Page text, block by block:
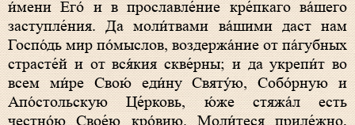
и́мени Его́ и в прославле́ние кре́пкаго ва́шего
заступле́ния. Да моли́твами ва́шими даст нам
Госпо́дь мир по́мыслов, воздержа́ние от па́губных
страсте́й и от вся́кия скве́рны; и да укрепи́т во
всем ми́ре Свою́ еди́ну Святу́ю, Собо́рную и
Апо́стольскую Це́рковь, ю́же стяжа́л есть
честно́ю Свое́ю кро́вию. Моли́теся приле́жно,